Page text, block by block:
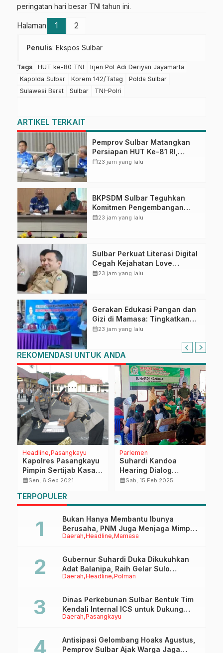
peringatan hari besar TNI tahun ini.
Halaman 1 2
Penulis: Ekspos Sulbar
Tags HUT ke-80 TNI
Irjen Pol Adi Deriyan Jayamarta
Kapolda Sulbar
Korem 142/Tatag
Polda Sulbar
Sulawesi Barat
Sulbar TNI–Polri
ARTIKEL TERKAIT
Pemprov Sulbar Matangkan
Persiapan HUT Ke-81 RI,
Puncak Upacara di Lapangan
calendar_month23 jam yang lalu
BKPSDM Sulbar Teguhkan
Komitmen Pengembangan
Kompetensi ASN melalui
calendar_month23 jam yang lalu
Sulbar Perkuat Literasi Digital
Cegah Kejahatan Love
Scamming
calendar_month23 jam yang lalu
Gerakan Edukasi Pangan dan
Gizi di Mamasa: Tingkatkan
Pengetahuan dan
calendar_month23 jam yang lalu
REKOMENDASI UNTUK ANDA
Headline Pasangkayu
Kapolres Pasangkayu
Pimpin Sertijab Kasat
Samapta
calendar_monthSen, 6 Sep 2021
Parlemen
Suhardi Kandoa
Hearing Dialog
Bersama Masyarakat
Berkelanjutan
calendar_monthSab, 15 Feb 2025
TERPOPULER
Daerah Headline Mamasa
Bukan Hanya Membantu Ibunya
Berusaha, PNM Juga Menjaga Mimpi
Anaknya Untuk Menggapai Cita-Cita
Daerah Headline Polman
Gubernur Suhardi Duka Dikukuhkan
Adat Balanipa, Raih Gelar Sulo
Tappidena
Daerah Pasangkayu
Dinas Perkebunan Sulbar Bentuk Tim
Kendali Internal ICS untuk Dukung
Sertifikasi ISPO Pekebun di
Antisipasi Gelombang Hoaks Agustus,
Pemprov Sulbar Ajak Warga Jaga